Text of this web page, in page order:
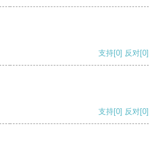
支持[0] 反对[0]
支持[0] 反对[0]